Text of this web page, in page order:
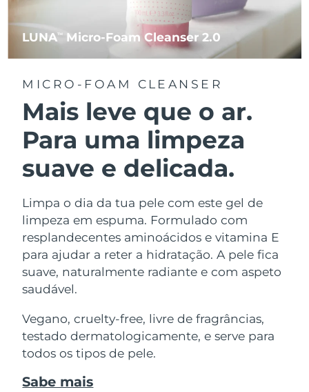
LUNATM Micro-Foam Cleanser 2.0
MICRO-FOAM CLEANSER
Mais leve que o ar.
Para uma limpeza
suave e delicada.
Limpa o dia da tua pele com este gel de
limpeza em espuma. Formulado com
resplandecentes aminoácidos e vitamina E
para ajudar a reter a hidratação. A pele fica
suave, naturalmente radiante e com aspeto
saudável.
Vegano, cruelty-free, livre de fragrâncias,
testado dermatologicamente, e serve para
todos os tipos de pele.
Sabe mais